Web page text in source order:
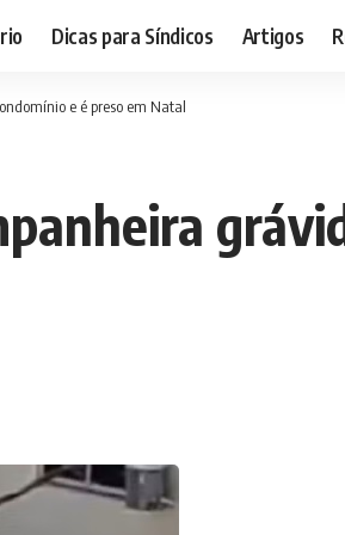
Dicas para Síndicos Artigos
e é preso em Natal